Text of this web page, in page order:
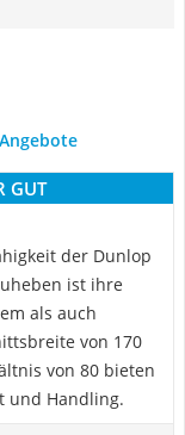
GUT
der Dunlop
ist ihre
als auch
von 170
von 80 bieten
und Handling.